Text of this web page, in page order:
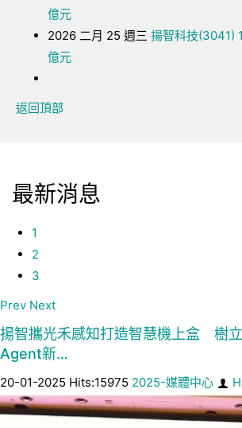
億元
2026 二月 25 週三 揚智科技(3041)
億元
返回頂部
最新消息
1
2
3
Prev Next
揚智攜光禾感知打造智慧機上盒 樹
Agent新…
20-01-2025 Hits:15975 2025-媒體中心